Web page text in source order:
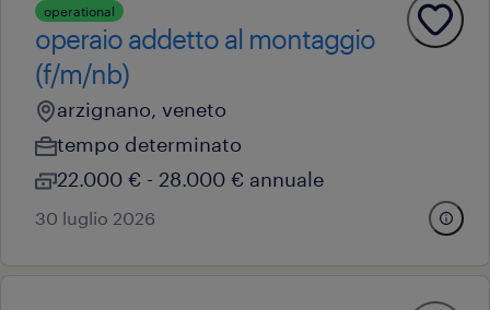
operational
operaio addetto al montaggio
(f/m/nb)
arzignano, veneto
tempo determinato
22.000 € - 28.000 € annuale
30 luglio 2026